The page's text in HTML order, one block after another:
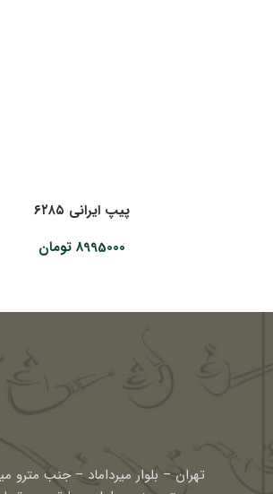
پیپ ایرانی ۶۲۸۵
8995000 تومان
تهران – بلوار میرداماد – جنب مترو